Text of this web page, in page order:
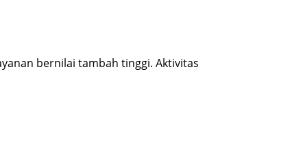
bernilai tambah tinggi. Aktivitas